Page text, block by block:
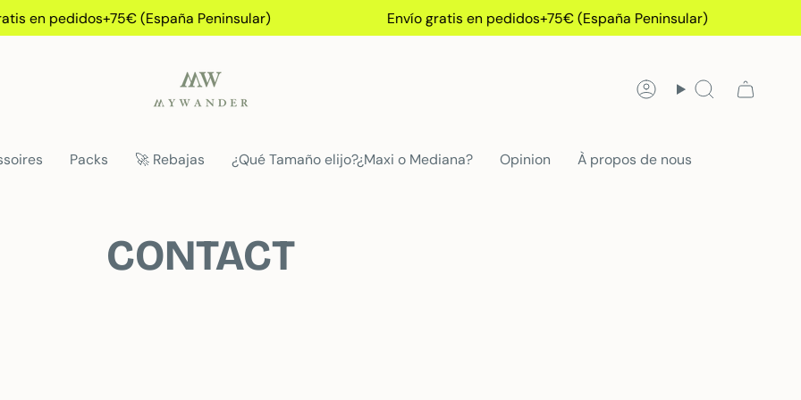
en pedidos+75€ (España Peninsular) Envío gratis en pedidos+75€ (España Peninsular)
CompteRecherche
Packs 🚀 Rebajas ¿Qué Tamaño elijo?¿Maxi o Mediana? Opinion À propos de nous
CONTACT